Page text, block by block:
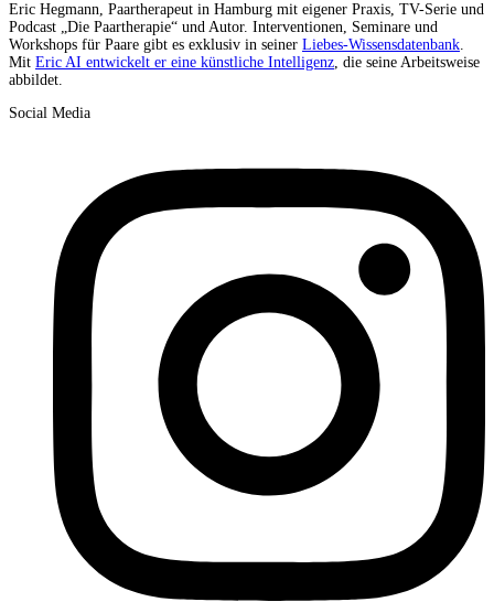
Eric Hegmann, Paartherapeut in Hamburg mit eigener Praxis, TV-Serie und
Podcast „Die Paartherapie“ und Autor. Interventionen, Seminare und
Workshops für Paare gibt es exklusiv in seiner Liebes-Wissensdatenbank.
Mit Eric AI entwickelt er eine künstliche Intelligenz, die seine Arbeitsweise
abbildet.
Social Media